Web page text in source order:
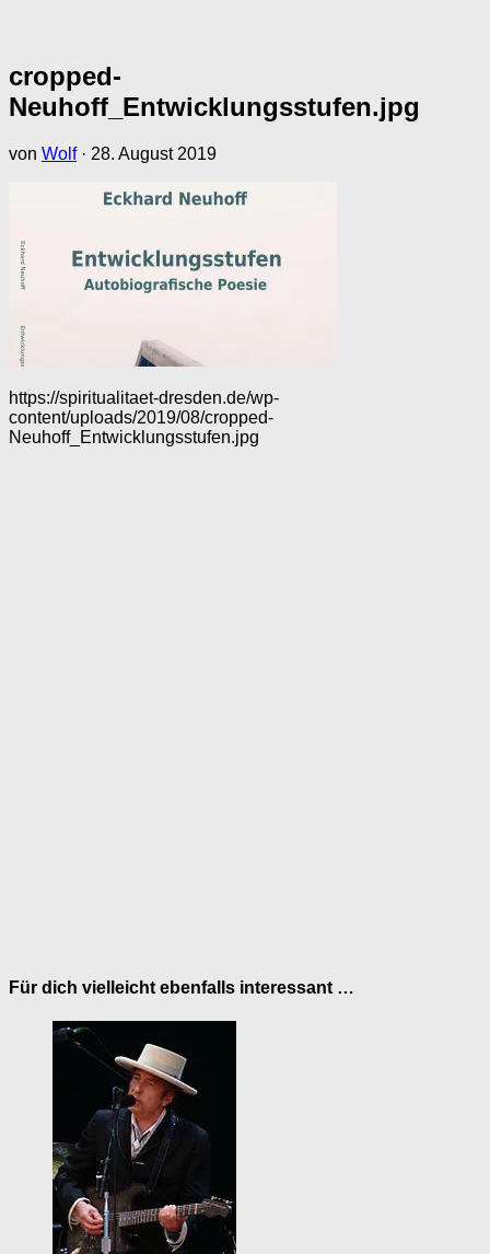
cropped-
Neuhoff_Entwicklungsstufen.jpg
von Wolf · 28. August 2019
https://spiritualitaet-dresden.de/wp-
content/uploads/2019/08/cropped-
Neuhoff_Entwicklungsstufen.jpg
Für dich vielleicht ebenfalls interessant …